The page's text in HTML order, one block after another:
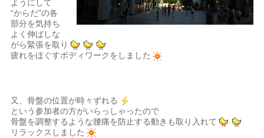
ようにして
“からだ”の各
部分を気持ち
よく伸ばしな
がら緊張を取り
疲れをほぐすボディワークをしました
又、骨盤の位置が時々ずれる
という参加者の方がいらっしゃったので
骨盤を調整するような腰痛を防止する動きも取り入れて
リラックスしました